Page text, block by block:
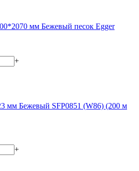
мм Бежевый песок Egger
+
мм Бежевый SFP0851 (W86) (200 м
+